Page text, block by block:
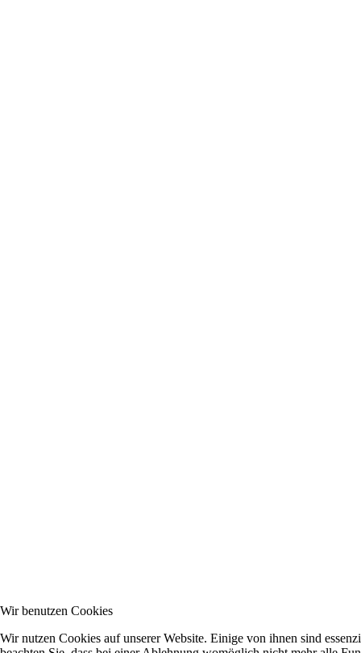
Wir benutzen Cookies
Wir nutzen Cookies auf unserer Website. Einige von ihnen sind